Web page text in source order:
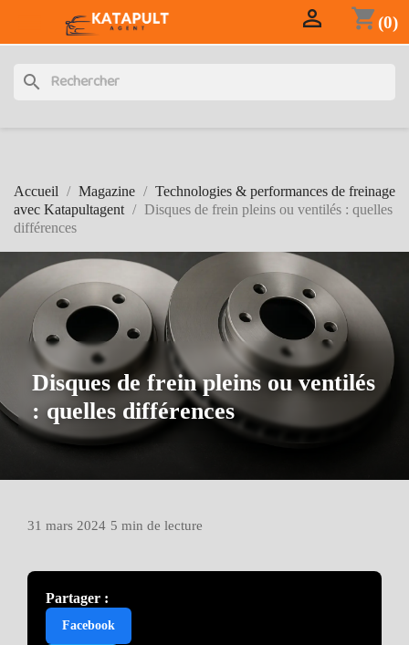
shopping_cart(0)

search
Accueil Magazine
Technologies & performances de freinage
avec Katapultagent
Disques de frein pleins ou ventilés : quelles
différences
Disques de frein pleins ou ventilés
: quelles différences
31 mars 2024 5 min de lecture
Partager :
Facebook